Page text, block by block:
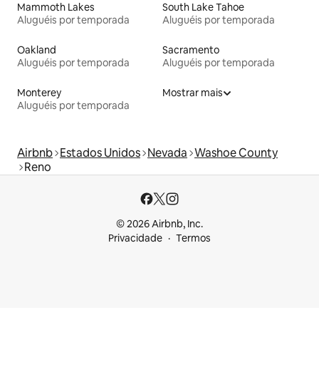
Mammoth Lakes
Aluguéis por temporada
South Lake Tahoe
Aluguéis por temporada
Oakland
Aluguéis por temporada
Sacramento
Aluguéis por temporada
Monterey
Aluguéis por temporada
Mostrar mais
Airbnb Estados Unidos Nevada Washoe County
Reno
© 2026 Airbnb, Inc.
Privacidade
Termos